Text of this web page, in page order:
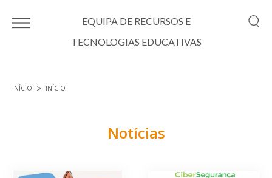
EQUIPA DE RECURSOS E
TECNOLOGIAS EDUCATIVAS
INÍCIO INÍCIO
Notícias